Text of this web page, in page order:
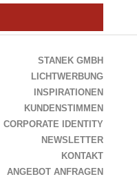
STANEK GMBH
LICHTWERBUNG
INSPIRATIONEN
KUNDENSTIMMEN
CORPORATE IDENTITY
NEWSLETTER
KONTAKT
ANGEBOT ANFRAGEN